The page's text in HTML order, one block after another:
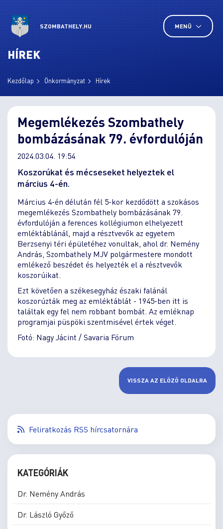
SZOMBATHELY.HU MENÜ
HÍREK
Kezdőlap Önkormányzat Hírek
Megemlékezés Szombathely
bombázásának 79. évfordulóján
2024.03.04. 19:54
Koszorúkat és mécseseket helyeztek el
március 4-én.
Március 4-én délután fél 5-kor kezdődött a szokásos
megemlékezés Szombathely bombázásának 79.
évfordulóján a ferences kollégiumon elhelyezett
emléktáblánál, majd a résztvevők az egyetem
Berzsenyi téri épületéhez vonultak, ahol dr. Nemény
András, Szombathely MJV polgármestere mondott
emlékező beszédet és helyezték el a résztvevők
koszorúikat.
Ezt követően a székesegyház északi falánál
koszorúzták meg az emléktáblát - 1945-ben itt is
találtak egy fel nem robbant bombát. Az emléknap
programjai püspöki szentmisével értek véget.
Fotó: Nagy Jácint / Savaria Fórum
VISSZA AZ ELŐZŐ OLDALRA
Feliratkozás RSS hírcsatornára
KATEGÓRIÁK
Dr. Nemény András
Dr. László Győző